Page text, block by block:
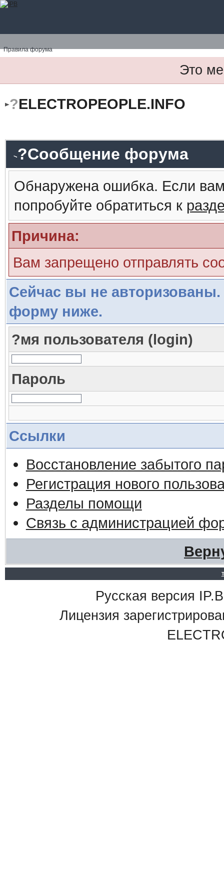
Правила форума
Это
?ELECTROPEOPLE.INFO
?Сообщение форума
Обнаружена ошибка. Если
попробуйте обратиться к
Причина:
Вам запрещено отправлять
Сейчас вы не авторизованы.
форму ниже.
?мя пользователя (login)
Пароль
Ссылки
Восстановление забытого
Регистрация нового
Разделы помощи
Связь с администрацией
Русская версия
Лицензия